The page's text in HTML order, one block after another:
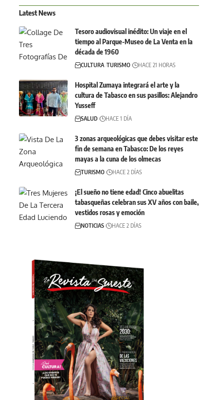
Latest News
Tesoro audiovisual inédito: Un viaje en el
tiempo al Parque-Museo de La Venta en la
década de 1960
CULTURA TURISMO HACE 21 HORAS
Hospital Zumaya integrará el arte y la
cultura de Tabasco en sus pasillos: Alejandro
Yusseff
SALUD HACE 1 DÍA
3 zonas arqueológicas que debes visitar este
fin de semana en Tabasco: De los reyes
mayas a la cuna de los olmecas
TURISMO HACE 2 DÍAS
¡El sueño no tiene edad! Cinco abuelitas
tabasqueñas celebran sus XV años con baile,
vestidos rosas y emoción
NOTICIAS HACE 2 DÍAS